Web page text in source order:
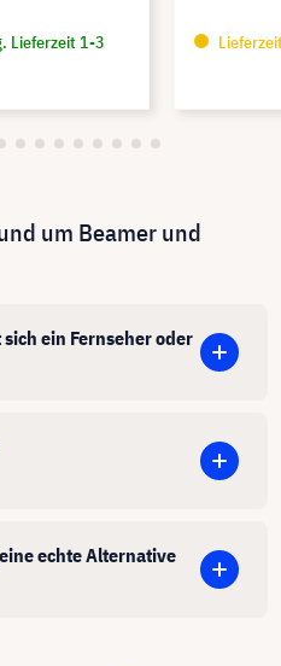
Lieferzeit 1-3
um Beamer und
ein Fernseher oder
echte Alternative